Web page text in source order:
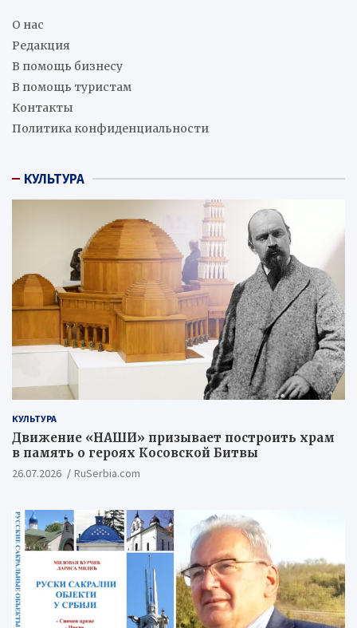
О нас
Редакция
В помощь бизнесу
В помощь туристам
Контакты
Политика конфиденциальности
КУЛЬТУРА
КУЛЬТУРА
Движение «НАШИ» призывает построить храм
в память о героях Косовской Битвы
26.07.2026 RuSerbia.com